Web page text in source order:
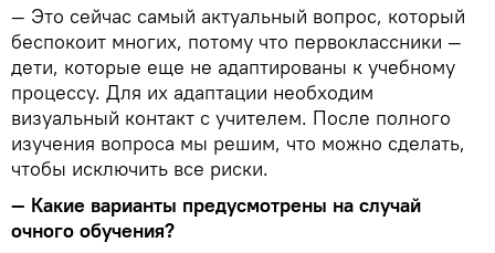
— Это сейчас самый актуальный вопрос, который
беспокоит многих, потому что первоклассники —
дети, которые еще не адаптированы к учебному
процессу. Для их адаптации необходим
визуальный контакт с учителем. После полного
изучения вопроса мы решим, что можно сделать,
чтобы исключить все риски.
— Какие варианты предусмотрены на случай
очного обучения?